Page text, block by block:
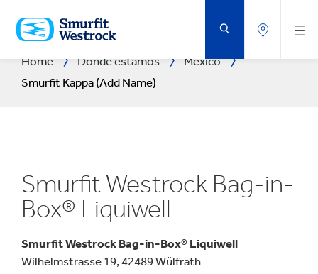
AL
CONTENIDO
PRINCIPAL
Home Dónde estamos
Mexico
Smurfit Kappa (Add Name)
Smurfit Westrock Bag-in-
Box® Liquiwell
Smurfit Westrock Bag-in-Box® Liquiwell
Wilhelmstrasse 19, 42489 Wülfrath